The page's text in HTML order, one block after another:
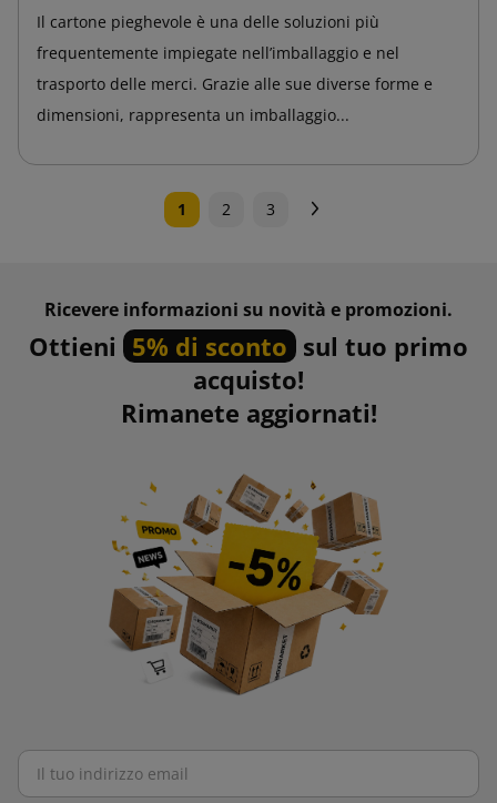
Il cartone pieghevole è una delle soluzioni più
frequentemente impiegate nell’imballaggio e nel
trasporto delle merci. Grazie alle sue diverse forme e
dimensioni, rappresenta un imballaggio...
1 2 3
Ricevere informazioni su novità e promozioni.
Ottieni 5% di sconto sul tuo primo
acquisto!
Rimanete aggiornati!